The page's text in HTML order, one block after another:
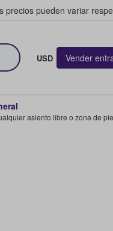
precios pueden variar
USD Vender
asiento libre o zona de